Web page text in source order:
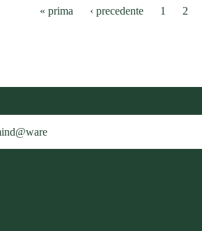
« prima ‹ precedente 1 2